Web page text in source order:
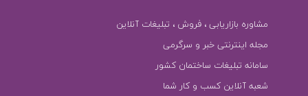
مشاوره بازاریابی ، فروش ، تبلیغات آنلاین
مجله اینترنتی خبر و سرگرمی
سامانه تبلیغات ساختمان کشور
شعبه آنلاین کسب و کار شما